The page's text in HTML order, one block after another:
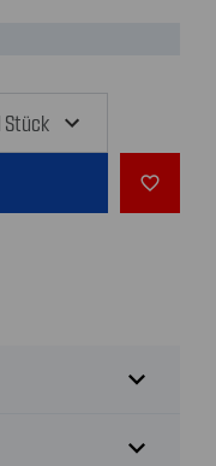
favorite_outline
expand_more
expand_more